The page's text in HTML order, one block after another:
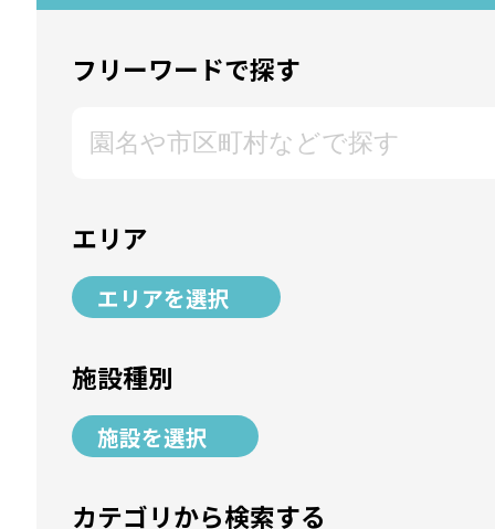
フリーワードで探す
エリア
エリアを選択
施設種別
施設を選択
カテゴリから検索する